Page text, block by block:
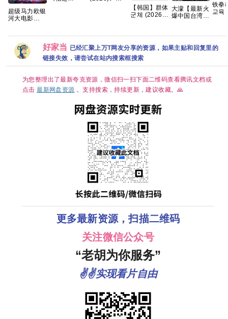
超级马力欧银
河大电影
2026最大黑
马！全球票房
第一🏆 夸克
【韩国】群体
군체 (2026)
名: 尸杀禁区
(港) / 尸速禁
区(台) 夸克
影片讲述了因
不明感染事件
筑内，孤立无
援的幸存者们
对抗以无法预
感染者的故
事。
大濛【最新火
爆中国台湾片
62届金🐴奖✨
最佳影片、最
佳原著剧本
夸克
铁拳
교육
好家当 已经汇聚上万T网友分享的资源，如果主贴和回复里的
链接失效，请尝试在站内搜索框搜索
为您整理出了最新夸克资源，微信扫一扫下面二维码查看腾讯文档或
点击最新网盘资源 。支持搜索，持续更新，建议收藏。🙏
更多最新资源，扫描二维码
关注微信公众号
“老胡为你服务”
✌✌实现看片自由